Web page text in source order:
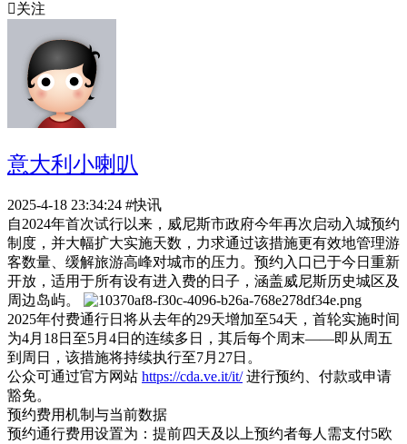
关注
意大利小喇叭
2025-4-18 23:34:24 #快讯
自2024年首次试行以来，威尼斯市政府今年再次启动入城预约
制度，并大幅扩大实施天数，力求通过该措施更有效地管理游
客数量、缓解旅游高峰对城市的压力。预约入口已于今日重新
开放，适用于所有设有进入费的日子，涵盖威尼斯历史城区及
周边岛屿。
2025年付费通行日将从去年的29天增加至54天，首轮实施时间
为4月18日至5月4日的连续多日，其后每个周末——即从周五
到周日，该措施将持续执行至7月27日。
公众可通过官方网站 https://cda.ve.it/it/进行预约、付款或申请
豁免。
预约费用机制与当前数据
预约通行费用设置为：提前四天及以上预约者每人需支付5欧